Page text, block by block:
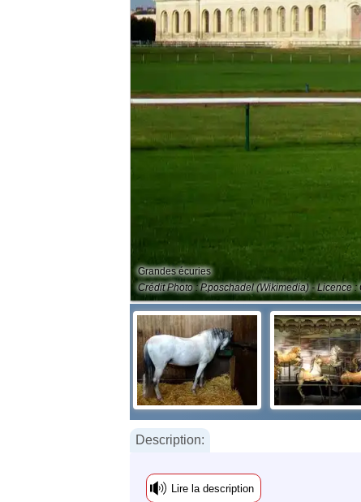
Grandes écuries
Crédit Photo : P.poschadel (Wikimedia) - Licence :
Description:
Lire la description